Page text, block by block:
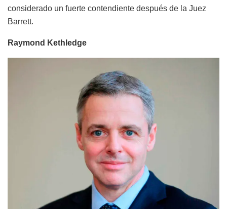
considerado un fuerte contendiente después de la Juez
Barrett.
Raymond Kethledge